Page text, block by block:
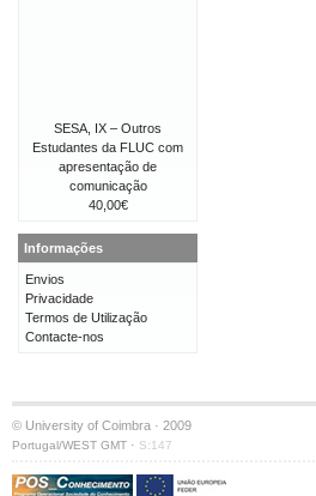
SESA, IX – Outros
Estudantes da FLUC com
apresentação de
comunicação
40,00€
Informações
Envios
Privacidade
Termos de Utilização
Contacte-nos
© University of Coimbra · 2009
Portugal/WEST GMT · S:147